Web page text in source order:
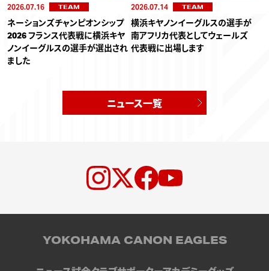
2026.07.16 TEAM
ネーションズチャンピオンシップ
2026 フランス代表戦に横浜キヤ
ノンイーグルスの選手が選出され
ました
2026.07.14 TEAM
横浜キヤノンイーグルスの選手が
南アフリカ代表としてウェールズ
代表戦に出場します
ニュース一覧
YOKOHAMA CANON EAGLES